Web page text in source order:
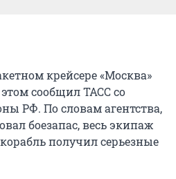
крейсере «Москва»
сообщил ТАСС со
РФ. По словам агентства,
боезапас, весь экипаж
получил серьезные